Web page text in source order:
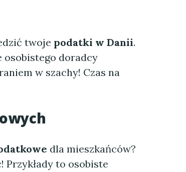
twoje podatki w Danii.
osobistego doradcy
w szachy! Czas na
dla mieszkańców?
Przykłady to osobiste